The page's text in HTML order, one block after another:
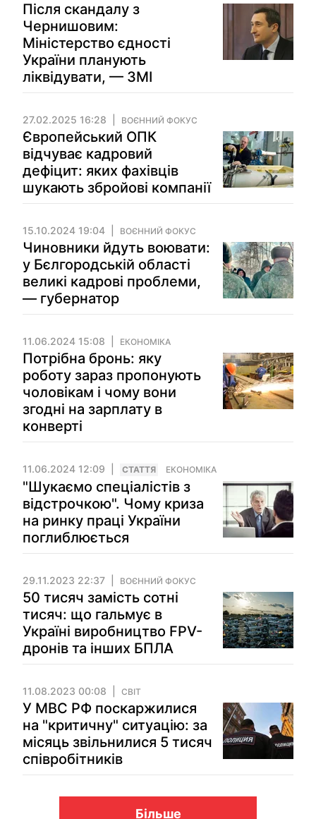
Після скандалу з
Чернишовим:
Міністерство єдності
України планують
ліквідувати, — ЗМІ
27.02.2025 16:28 ВОЄННИЙ ФОКУС
Європейський ОПК
відчуває кадровий
дефіцит: яких фахівців
шукають збройові компанії
15.10.2024 19:04 ВОЄННИЙ ФОКУС
Чиновники йдуть воювати:
у Бєлгородській області
великі кадрові проблеми,
— губернатор
11.06.2024 15:08 ЕКОНОМІКА
Потрібна бронь: яку
роботу зараз пропонують
чоловікам і чому вони
згодні на зарплату в
конверті
11.06.2024 12:09 СТАТТЯ ЕКОНОМІКА
"Шукаємо спеціалістів з
відстрочкою". Чому криза
на ринку праці України
поглиблюється
29.11.2023 22:37 ВОЄННИЙ ФОКУС
50 тисяч замість сотні
тисяч: що гальмує в
Україні виробництво FPV-
дронів та інших БПЛА
11.08.2023 00:08 СВІТ
У МВС РФ поскаржилися
на "критичну" ситуацію: за
місяць звільнилися 5 тисяч
співробітників
Більше